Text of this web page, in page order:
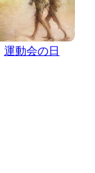
運動会の日